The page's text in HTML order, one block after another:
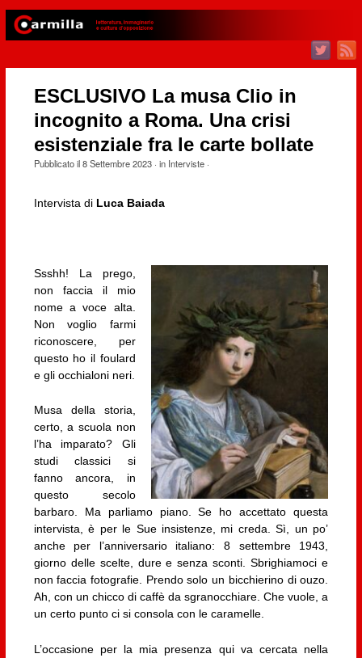
ESCLUSIVO La musa Clio in
incognito a Roma. Una crisi
esistenziale fra le carte bollate
Pubblicato il8 Settembre 2023· in Interviste·
Intervista di Luca Baiada
Ssshh! La prego,
non faccia il mio
nome a voce alta.
Non voglio farmi
riconoscere, per
questo ho il foulard
e gli occhialoni neri.
Musa della storia,
certo, a scuola non
l’ha imparato? Gli
studi classici si
fanno ancora, in
questo secolo
barbaro. Ma parliamo piano. Se ho accettato questa
intervista, è per le Sue insistenze, mi creda. Sì, un po’
anche per l’anniversario italiano: 8 settembre 1943,
giorno delle scelte, dure e senza sconti. Sbrighiamoci e
non faccia fotografie. Prendo solo un bicchierino di ouzo.
Ah, con un chicco di caffè da sgranocchiare. Che vuole, a
un certo punto ci si consola con le caramelle.
L’occasione per la mia presenza qui va cercata nella